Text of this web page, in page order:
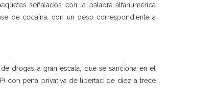
señalados con la palabra alfanumérica
de cocaína, con un peso correspondiente a
drogas a gran escala, que se sanciona en el
con pena privativa de libertad de diez a trece